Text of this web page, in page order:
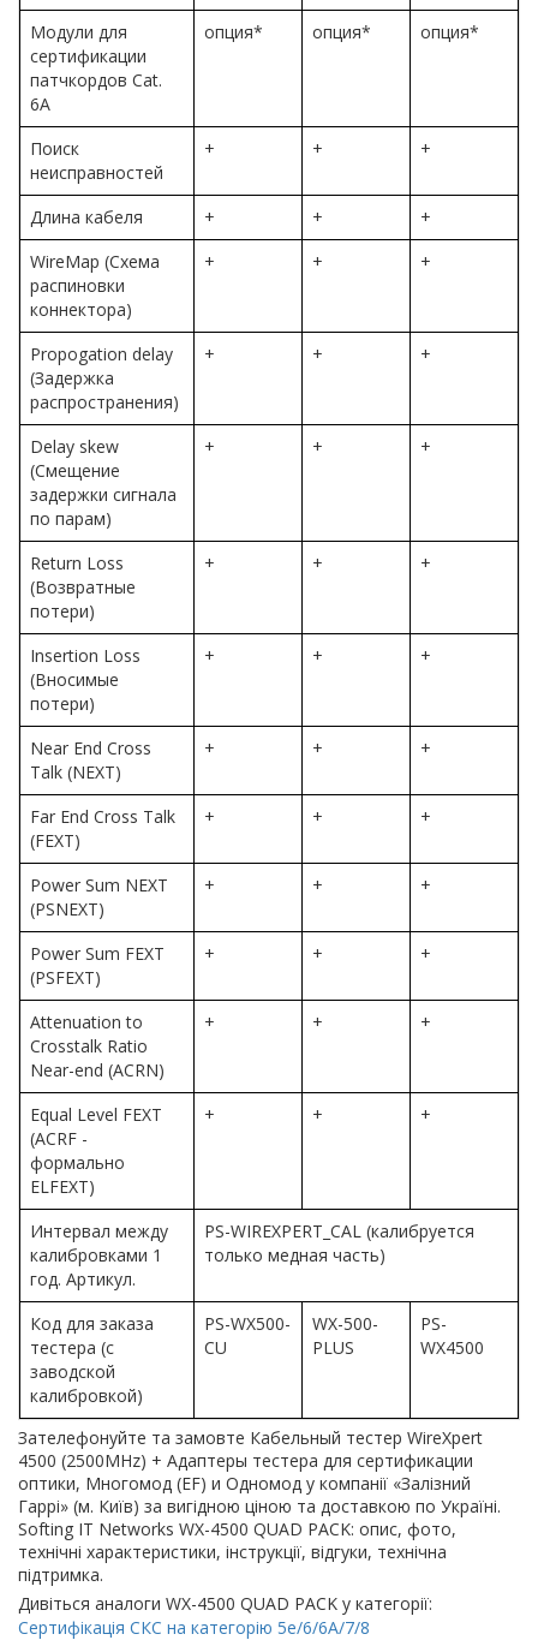
Модули для
сертификации
патчкордов Cat.
6A
опция* опция* опция*
Поиск
неисправностей
+ + +
Длина кабеля + +
+
WireMap (Схема
распиновки
коннектора)
+ + +
Propogation delay
(Задержка
распространения)
+ + +
Delay skew
(Смещение
задержки сигнала
по парам)
+ + +
Return Loss
(Возвратные
потери)
+ + +
Insertion Loss
(Вносимые
потери)
+ + +
Near End Cross
Talk (NEXT)
+ + +
Far End Cross Talk
(FEXT)
+ + +
Power Sum NEXT
(PSNEXT)
+ + +
Power Sum FEXT
(PSFEXT)
+ + +
Attenuation to
Crosstalk Ratio
Near-end (ACRN)
+ + +
Equal Level FEXT
(ACRF -
формально
ELFEXT)
+ + +
Интервал между
калибровками 1
год. Артикул.
PS-WIREXPERT_CAL (калибруется
только медная часть)
Код для заказа
тестера (с
заводской
калибровкой)
PS-WX500-
CU
WX-500-
PLUS
PS-
WX4500
Зателефонуйте та замовте Кабельный тестер WireXpert
4500 (2500MHz) + Адаптеры тестера для сертификации
оптики, Многомод (EF) и Одномод у компанії «Залізний
Гаррі» (м. Київ) за вигідною ціною та доставкою по Україні.
Softing IT Networks WX-4500 QUAD PACK: опис, фото,
технічні характеристики, інструкції, відгуки, технічна
підтримка.
Дивіться аналоги WX-4500 QUAD PACK у категорії:
Сертифікація СКС на категорію 5e/6/6A/7/8